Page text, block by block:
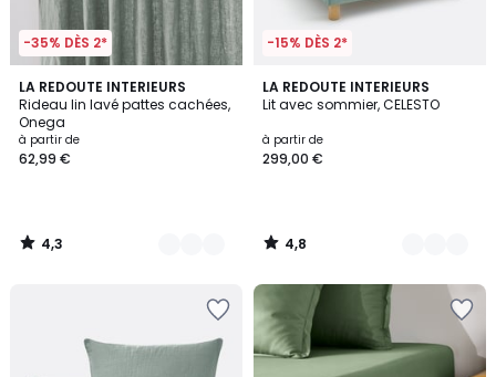
-35% DÈS 2*
LA REDOUTE INTERIEURS
Rideau lin lavé pattes cachées,
Onega
à partir de
62,99 €
4,3
/ 5
12
Couleurs
4,3
/
-15% DÈS 2*
LA REDOUTE INTERIEURS
Lit avec sommier, CELESTO
à partir de
299,00 €
4,8
/ 5
3
Couleurs
4,8
/